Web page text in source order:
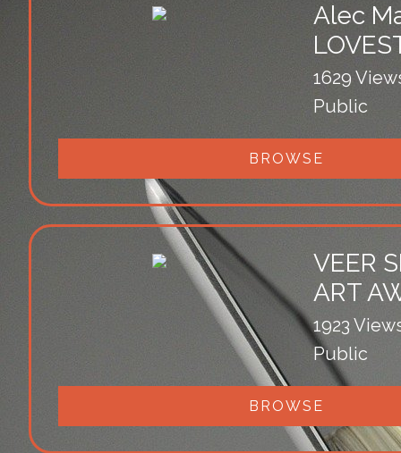
Alec
1629
Public
BROWSE
VEER
ART
1923
Public
BROWSE